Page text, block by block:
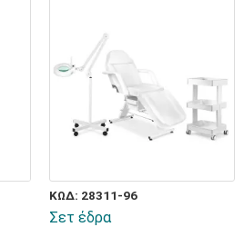
ΚΩΔ: 28311-96
Σετ έδρα